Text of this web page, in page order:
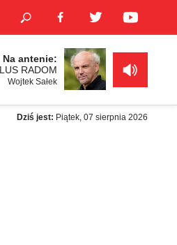
Na antenie:
RADOM
Wojtek Sałek
Dziś jest: Piątek, 07 sierpnia 2026